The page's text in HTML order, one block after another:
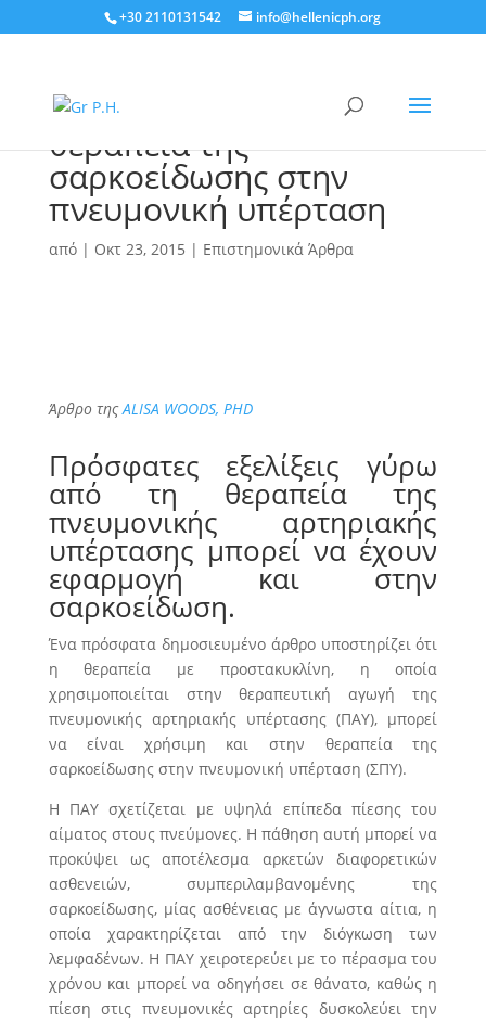
+30 2110131542 info@hellenicph.org
προστακυκλίνης στην
θεραπεία της
σαρκοείδωσης στην
πνευμονική υπέρταση
από | Οκτ 23, 2015 | Επιστημονικά Άρθρα
Άρθρο τηςALISA WOODS, PHD
Πρόσφατες εξελίξεις γύρω
από τη θεραπεία της
πνευμονικής αρτηριακής
υπέρτασης μπορεί να έχουν
εφαρμογή και στην
σαρκοείδωση.
Ένα πρόσφατα δημοσιευμένο άρθρο υποστηρίζει ότι
η θεραπεία με προστακυκλίνη, η οποία
χρησιμοποιείται στην θεραπευτική αγωγή της
πνευμονικής αρτηριακής υπέρτασης (ΠΑΥ), μπορεί
να είναι χρήσιμη και στην θεραπεία της
σαρκοείδωσης στην πνευμονική υπέρταση (ΣΠΥ).
Η ΠΑΥ σχετίζεται με υψηλά επίπεδα πίεσης του
αίματος στους πνεύμονες. Η πάθηση αυτή μπορεί να
προκύψει ως αποτέλεσμα αρκετών διαφορετικών
ασθενειών, συμπεριλαμβανομένης της
σαρκοείδωσης, μίας ασθένειας με άγνωστα αίτια, η
οποία χαρακτηρίζεται από την διόγκωση των
λεμφαδένων. Η ΠΑΥ χειροτερεύει με το πέρασμα του
χρόνου και μπορεί να οδηγήσει σε θάνατο, καθώς η
πίεση στις πνευμονικές αρτηρίες δυσκολεύει την